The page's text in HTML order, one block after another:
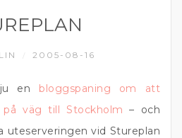
2005-08-16
en bloggspaning om att
på väg till Stockholm – och
uteserveringen vid Stureplan